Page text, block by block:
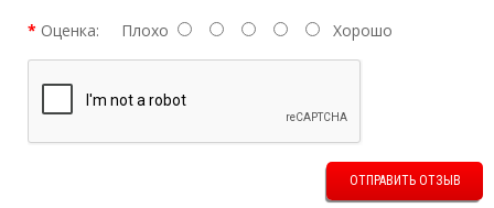
Оценка: Плохо Хорошо
ОТПРАВИТЬ ОТЗЫВ